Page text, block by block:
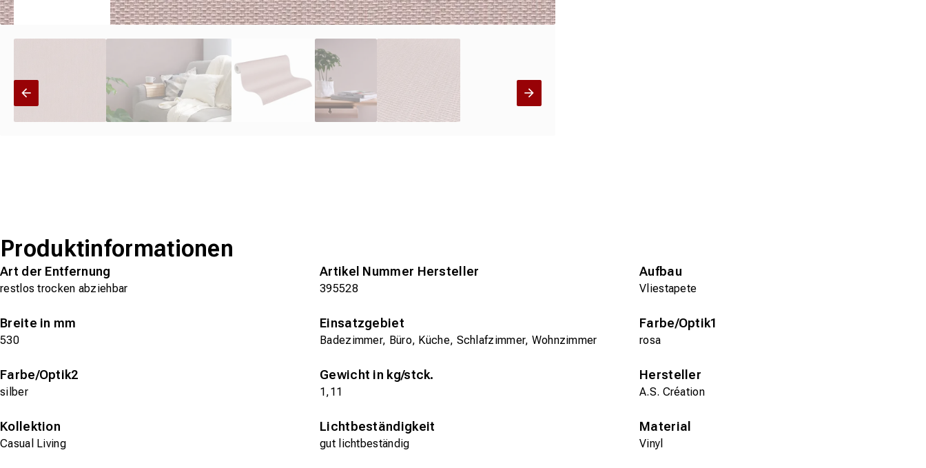
Produktinformationen
Art der Entfernung
restlos trocken abziehbar
Artikel Nummer Hersteller
395528
Aufbau
Vliestapete
Breite in mm
530
Einsatzgebiet
Badezimmer, Büro, Küche, Schlafzimmer, Wohnzimmer
Farbe/Optik1
rosa
Farbe/Optik2
silber
Gewicht in kg/stck.
1,11
Hersteller
A.S. Création
Kollektion
Casual Living
Lichtbeständigkeit
gut lichtbeständig
Material
Vinyl